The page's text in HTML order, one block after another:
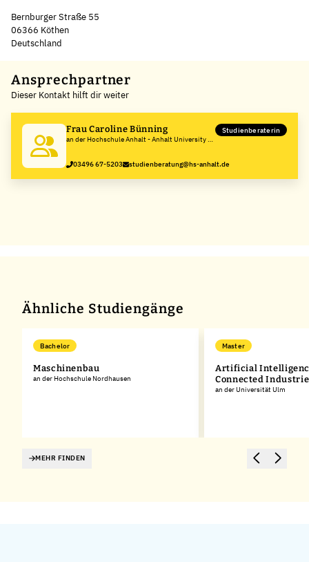
Bernburger Straße 55
06366 Köthen
Deutschland
+
−
Ansprechpartner
Dieser Kontakt hilft dir weiter
Frau Caroline Bünning
an der Hochschule Anhalt - Anhalt University of
Studienberaterin
03496 67-5203 studienberatung@hs-anhalt.de
Ähnliche Studiengänge
Bachelor
Maschinenbau
an der Hochschule Nordhausen
Master
Artificial
Connected
an der Universität Ulm
MEHR FINDEN